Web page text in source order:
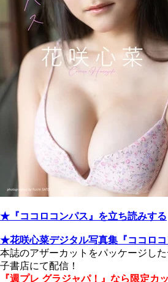
★『ココロコンパス』を立ち読みする
★花咲心菜デジタル写真集『ココロコ
本誌のアザーカットをパッケージし
子書店にて配信！
『週プレ グラジャパ！』なら限定カ